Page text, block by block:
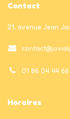
Contact
21, avenue Jean
01 86 04 44 66
Horaires